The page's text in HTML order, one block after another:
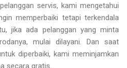
servis, kami mengetahui
memperbaiki tetapi terkendala
jika ada pelanggan yang minta
mulai dilayani. Dan saat
diperbaiki, kami meminjamkan
secara gratis.